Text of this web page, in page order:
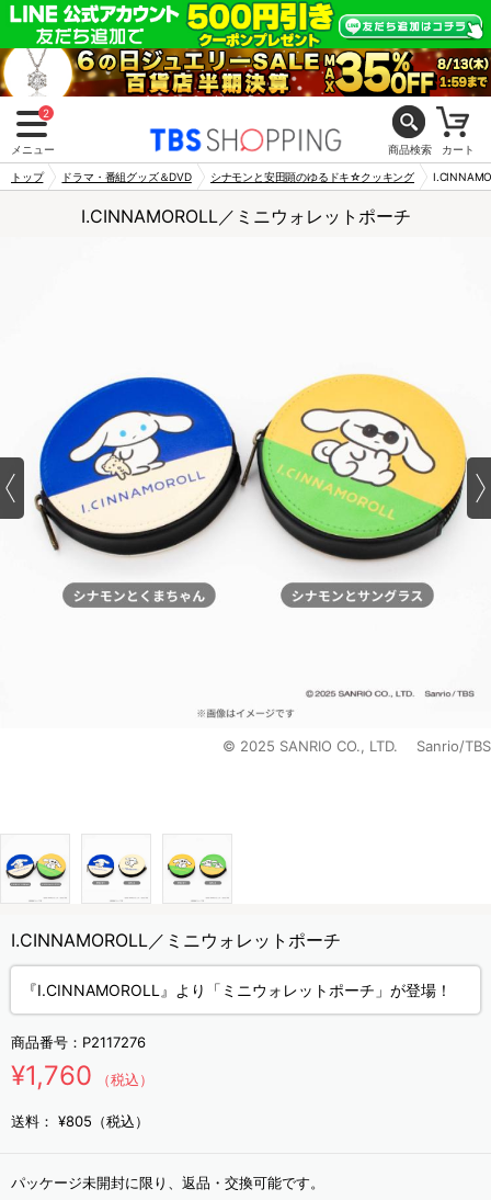
2
メニュー 商品検索 カート
トップ ドラマ・番組グッズ＆DVD シナモンと安田顕のゆるドキ☆クッキング
I.CINNAMOROLL／ミニウォレットポーチ
© 2025 SANRIO CO., LTD. Sanrio/TBS
I.CINNAMOROLL／ミニウォレットポーチ
『I.CINNAMOROLL』より「ミニウォレットポーチ」が登場！
商品番号： P2117276
¥1,760 （税込）
送料： ¥805（税込）
パッケージ未開封に限り、返品・交換可能です。